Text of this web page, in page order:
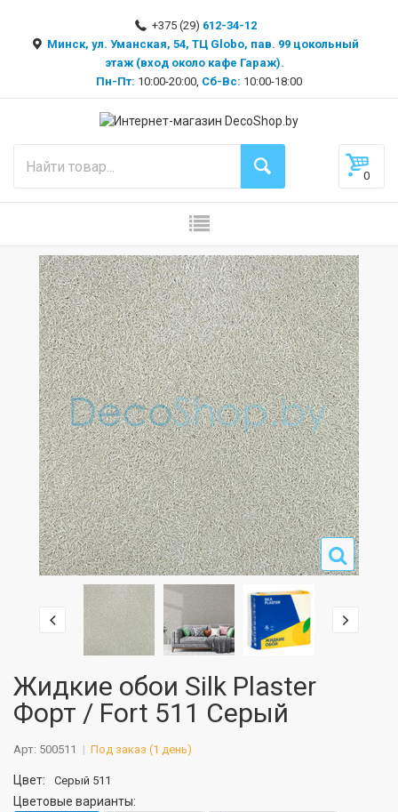
+375 (29) 612-34-12
Минск, ул. Уманская, 54, ТЦ Globo, пав. 99 цокольный
этаж (вход около кафе Гараж).
Пн-Пт: 10:00-20:00, Сб-Вс: 10:00-18:00
0
Жидкие обои Silk Plaster
Форт / Fort 511 Серый
Арт: 500511 Под заказ (1 день)
Цвет: Серый 511
Цветовые варианты: